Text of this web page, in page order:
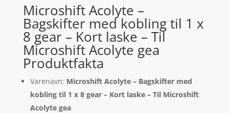
Microshift Acolyte –
Bagskifter med kobling til 1 x
8 gear – Kort laske – Til
Microshift Acolyte gea
Produktfakta
Varenavn: Microshift Acolyte – Bagskifter med
kobling til 1 x 8 gear – Kort laske – Til Microshift
Acolyte gea